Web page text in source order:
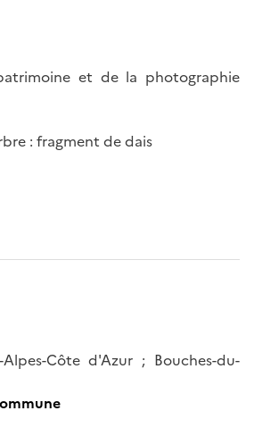
et de la photographie
: fragment de dais
Côte d'Azur ; Bouches-du-